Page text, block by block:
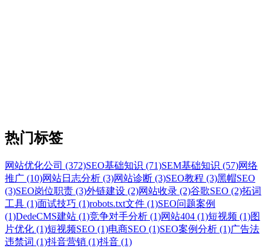
热门标签
网站优化公司 (372)SEO基础知识 (71)SEM基础知识 (57)网络
推广 (10)网站日志分析 (3)网站诊断 (3)SEO教程 (3)黑帽SEO
(3)SEO岗位职责 (3)外链建设 (2)网站收录 (2)谷歌SEO (2)拓词
工具 (1)面试技巧 (1)robots.txt文件 (1)SEO问题案例
(1)DedeCMS建站 (1)竞争对手分析 (1)网站404 (1)短视频 (1)图
片优化 (1)短视频SEO (1)电商SEO (1)SEO案例分析 (1)广告法
违禁词 (1)抖音营销 (1)抖音 (1)